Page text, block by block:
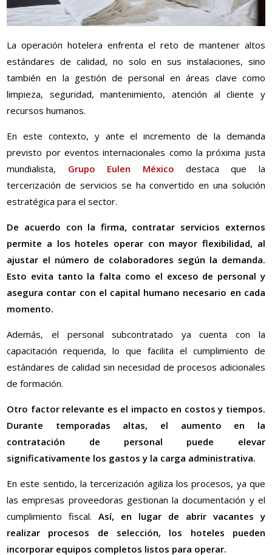
La operación hotelera enfrenta el reto de mantener altos
estándares de calidad, no solo en sus instalaciones, sino
también en la gestión de personal en áreas clave como
limpieza, seguridad, mantenimiento, atención al cliente y
recursos humanos.
En este contexto, y ante el incremento de la demanda
previsto por eventos internacionales como la próxima justa
mundialista, Grupo Eulen México destaca que la
tercerización de servicios se ha convertido en una solución
estratégica para el sector.
De acuerdo con la firma, contratar servicios externos
permite a los hoteles operar con mayor flexibilidad, al
ajustar el número de colaboradores según la demanda.
Esto evita tanto la falta como el exceso de personal y
asegura contar con el capital humano necesario en cada
momento.
Además, el personal subcontratado ya cuenta con la
capacitación requerida, lo que facilita el cumplimiento de
estándares de calidad sin necesidad de procesos adicionales
de formación.
Otro factor relevante es el impacto en costos y tiempos.
Durante temporadas altas, el aumento en la
contratación de personal puede elevar
significativamente los gastos y la carga administrativa.
En este sentido, la tercerización agiliza los procesos, ya que
las empresas proveedoras gestionan la documentación y el
cumplimiento fiscal.Así, en lugar de abrir vacantes y
realizar procesos de selección, los hoteles pueden
incorporar equipos completos listos para operar.